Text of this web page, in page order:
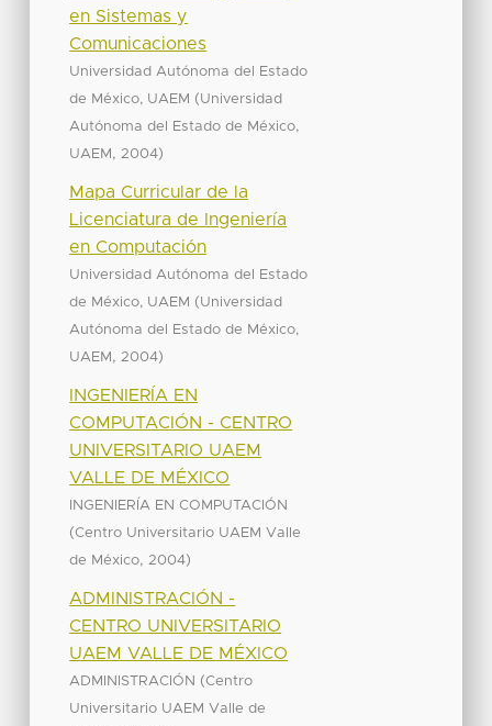
en Sistemas y
Comunicaciones
Universidad Autónoma del Estado
de México, UAEM (Universidad
Autónoma del Estado de México,
UAEM , 2004)
Mapa Curricular de la
Licenciatura de Ingeniería
en Computación
Universidad Autónoma del Estado
de México, UAEM (Universidad
Autónoma del Estado de México,
UAEM , 2004)
INGENIERÍA EN
COMPUTACIÓN - CENTRO
UNIVERSITARIO UAEM
VALLE DE MÉXICO
INGENIERÍA EN COMPUTACIÓN
(Centro Universitario UAEM Valle
de México, 2004)
ADMINISTRACIÓN -
CENTRO UNIVERSITARIO
UAEM VALLE DE MÉXICO
ADMINISTRACIÓN (Centro
Universitario UAEM Valle de